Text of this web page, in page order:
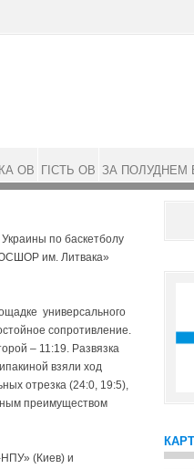
по баскетболу
им. Литвака»
универсального
сопротивление.
– 11:19. Развязка
взяли ход
отрезка (24:0, 19:5),
преимуществом
(Киев) и
ОВ ГІСТЬ ОВ ЗА ПОЛУДНЕМ